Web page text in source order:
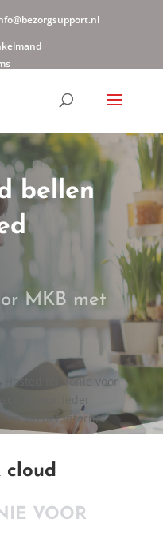
bellen
MKB met
telefonie voor
voor ieder
via het internet.
cloud
VOOR